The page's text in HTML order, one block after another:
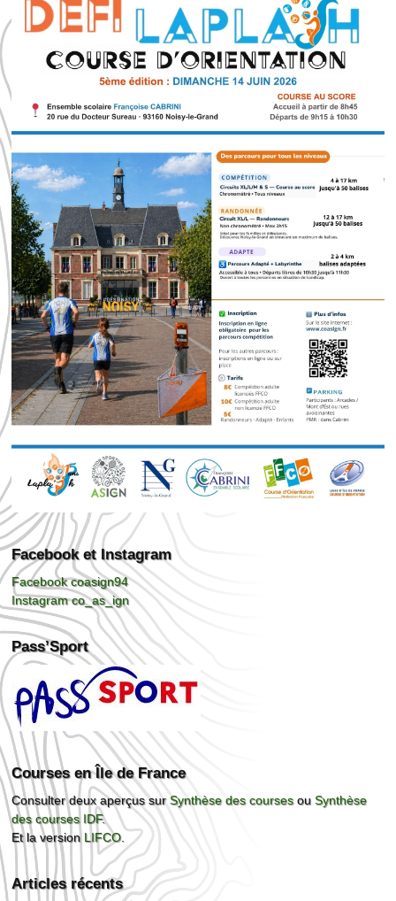
Facebook et Instagram
Facebook coasign94
Instagram co_as_ign
Pass’Sport
Courses en Île de France
Consulter deux aperçus surSynthèse des coursesouSynthèse
des courses IDF.
Et la version LIFCO.
Articles récents